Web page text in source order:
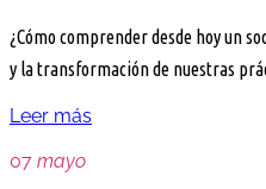
¿Cómo comprender desde hoy un
y la transformación de nuestras
Leer más
07 mayo